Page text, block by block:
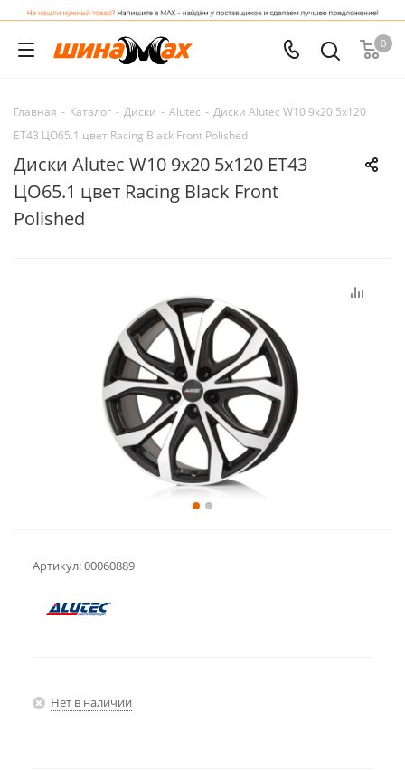
0
Главная - Каталог - Диски - Alutec - Диски Alutec W10 9x20 5x120
ET43 ЦО65.1 цвет Racing Black Front Polished
Диски Alutec W10 9x20 5x120 ET43
ЦО65.1 цвет Racing Black Front
Polished
Артикул:00060889
Нет в наличии